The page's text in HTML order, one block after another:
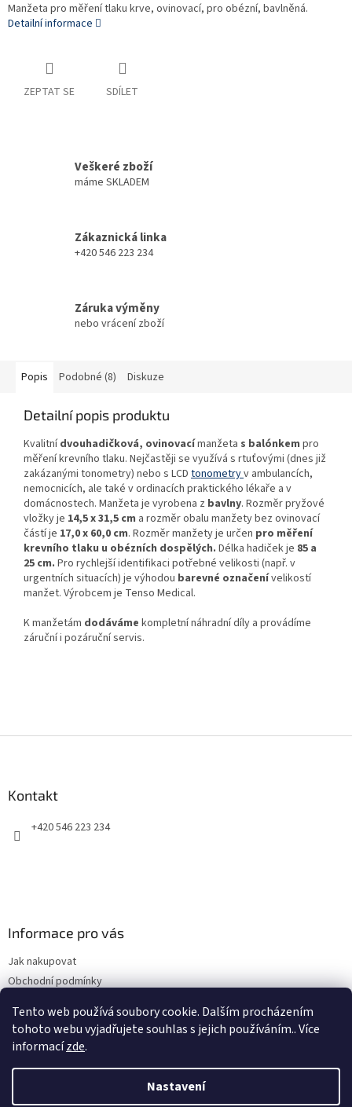
Tento web používá soubory cookie. Dalším procházením
tohoto webu vyjadřujete souhlas s jejich používáním.. Více
informacízde.
Nastavení
Manžeta pro měření tlaku krve, ovinovací, pro obézní, bavlněná.
Detailní informace
ZEPTAT SE SDÍLET
Veškeré zboží
máme SKLADEM
Zákaznická linka
+420 546 223 234
Záruka výměny
nebo vrácení zboží
Popis Podobné (8) Diskuze
Detailní popis produktu
Kvalitnídvouhadičková, ovinovacímanžeta s balónkem pro
měření krevního tlaku. Nejčastěji se využívá s rtuťovými (dnes již
zakázanými tonometry) nebo s LCD tonometryv ambulancích,
nemocnicích, ale také v ordinacích praktického lékaře a v
domácnostech. Manžeta je vyrobena z bavlny. Rozměr pryžové
vložky je 14,5 x 31,5 cm a rozměr obalu manžety bez ovinovací
částí je 17,0 x 60,0 cm. Rozměr manžety je určen pro měření
krevního tlaku u obézních dospělých. Délka hadiček je 85 a
25 cm. Pro rychlejší identifikaci potřebné velikosti (např. v
urgentních situacích) je výhodou barevné označenívelikostí
manžet. Výrobcem je Tenso Medical.
K manžetám dodáváme kompletní náhradní díly a provádíme
záruční i pozáruční servis.
Kontakt
+420 546 223 234
Informace pro vás
Jak nakupovat
Obchodní podmínky
Kontakty
Vytvořil Shoptet